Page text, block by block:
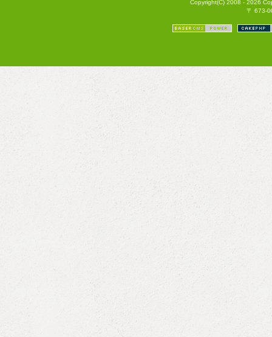
Copyright(C) 2008 - 2026
〒 673-